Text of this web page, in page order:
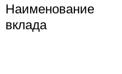
Наименование
вклада